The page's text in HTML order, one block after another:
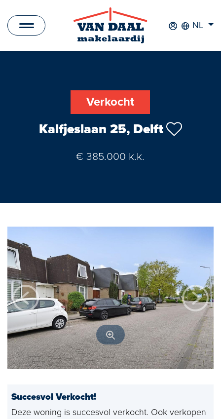
NL
Bedrijfsaanbod
Open huizen
Baerz & Co
Aangekocht
Diensten
Huis verkopen
Huis kopen
Exclusief wonen
Taxaties
Verkocht
Kalfjeslaan 25, Delft
€ 385.000 k.k.
Succesvol Verkocht!
Deze woning is succesvol verkocht. Ook verkopen